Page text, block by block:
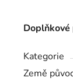
Kategorie
Země